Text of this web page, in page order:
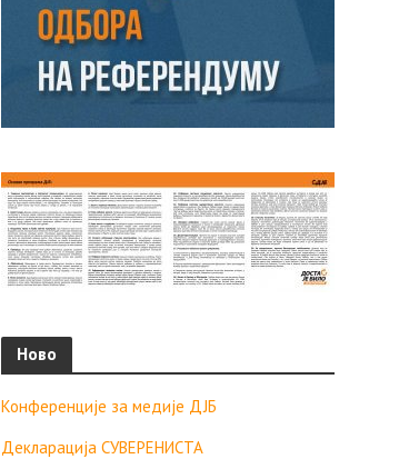
Ново
Конференције за медије ДЈБ
Декларација СУВЕРЕНИСТА